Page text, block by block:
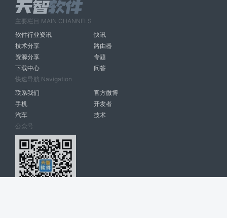
主要栏目 MAIN CHANNELS
软件行业资讯
快讯
技术分享
路由器
资源分享
专题
下载中心
问答
快速导航 Navigation
联系我们
官方微博
手机
开发者
汽车
技术
公众号